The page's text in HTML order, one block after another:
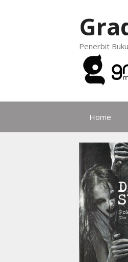
Penerbit
Home